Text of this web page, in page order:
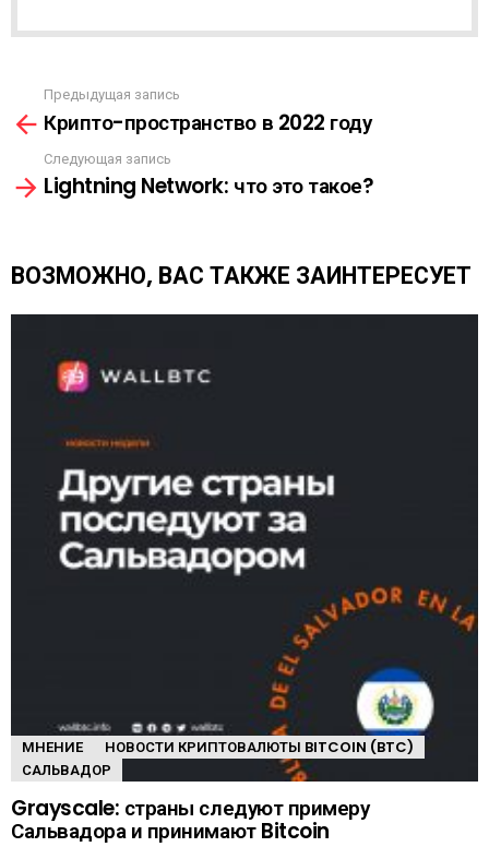
А
С
Ы
Л
К
А
м
р
ь
е
щ
Предыдущая запись
Крипто-пространство в 2022 году
Следующая запись
Lightning Network: что это такое?
ВОЗМОЖНО, ВАС ТАКЖЕ ЗАИНТЕРЕСУЕТ
МНЕНИЕ
НОВОСТИ КРИПТОВАЛЮТЫ BITCOIN (BTC)
САЛЬВАДОР
Grayscale: страны следуют примеру
Сальвадора и принимают Bitcoin